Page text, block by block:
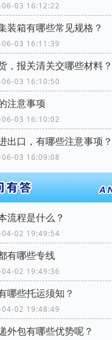
03 16:12:22
装箱有哪些常见规格？
03 16:11:39
，报关清关交哪些材料？
03 16:10:50
注意事项
03 16:10:02
出口，有哪些注意事项？
03 16:09:08
流程是什么？
02 19:49:54
有哪些专线
02 19:49:36
哪些托运须知？
02 19:48:49
外包有哪些优势呢？